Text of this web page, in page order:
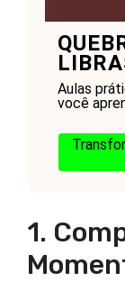
Aulas
você
1.